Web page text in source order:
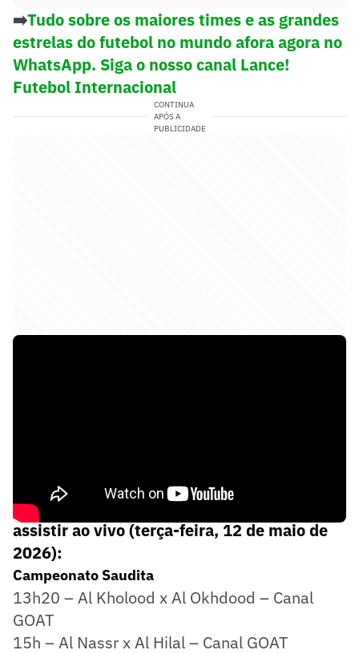
➡️Tudo sobre os maiores times e as grandes
estrelas do futebol no mundo afora agora no
WhatsApp. Siga o nosso canal Lance!
Futebol Internacional
CONTINUA
APÓS A
PUBLICIDADE
Confira os jogos de hoje, horários e onde
assistir ao vivo (terça-feira, 12 de maio de
2026):
Campeonato Saudita
13h20 – Al Kholood x Al Okhdood – Canal
GOAT
15h – Al Nassr x Al Hilal – Canal GOAT